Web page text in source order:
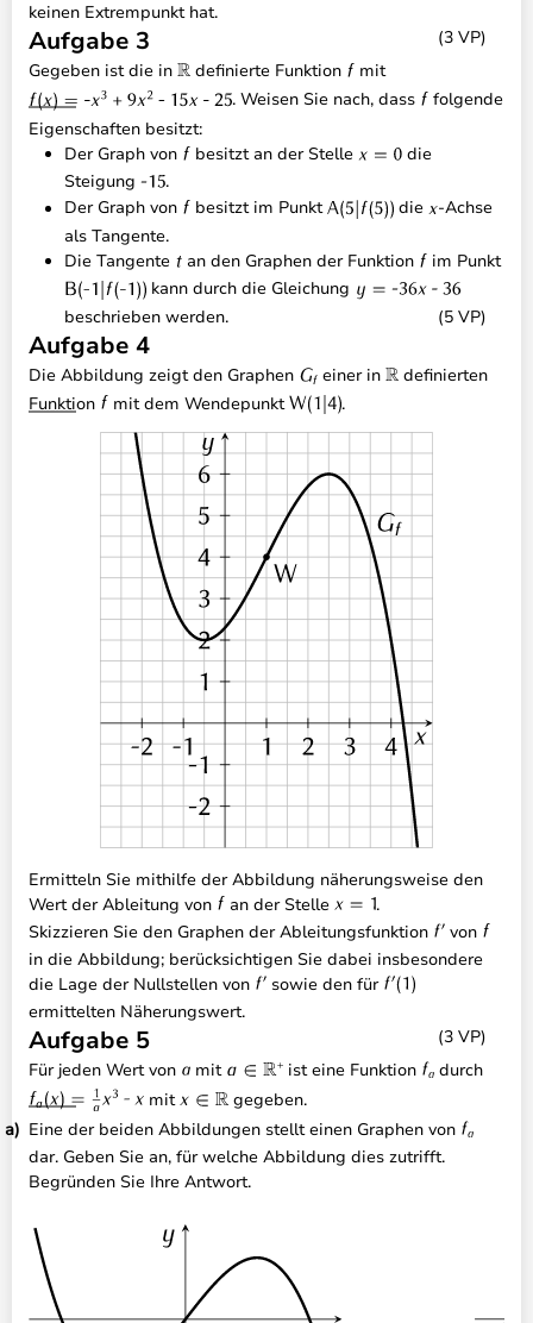
keinen Extrempunkt hat.
(3 VP)
Aufgabe 3
Gegeben ist die in definierte Funktion
mit
. Weisen Sie nach, dass
folgende
Eigenschaften besitzt:
Der Graph von
besitzt an der Stelle
die
Steigung
.
Der Graph von
besitzt im Punkt die
-Achse
als Tangente.
Die Tangente
an den Graphen der Funktion
im Punkt
kann durch die Gleichung
beschrieben werden.
(5 VP)
Aufgabe 4
Die Abbildung zeigt den Graphen einer in
definierten
Funktion
mit dem Wendepunkt .
Ermitteln Sie mithilfe der Abbildung näherungsweise den
Wert der Ableitung von
an der Stelle
.
Skizzieren Sie den Graphen der Ableitungsfunktion
von
in die Abbildung; berücksichtigen Sie dabei insbesondere
die Lage der Nullstellen von
sowie den für
ermittelten Näherungswert.
(3 VP)
Aufgabe 5
Für jeden Wert von mit ist eine Funktion
durch
mit
gegeben.
Eine der beiden Abbildungen stellt einen Graphen von
dar. Geben Sie an, für welche Abbildung dies zutrifft.
Begründen Sie Ihre Antwort.